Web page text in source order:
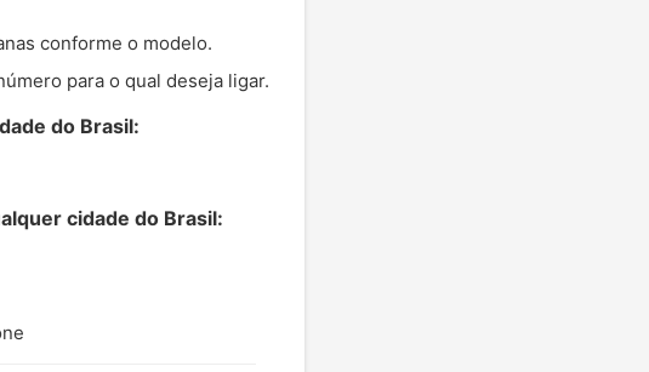
conforme o modelo.
para o qual deseja ligar.
do Brasil:
cidade do Brasil: